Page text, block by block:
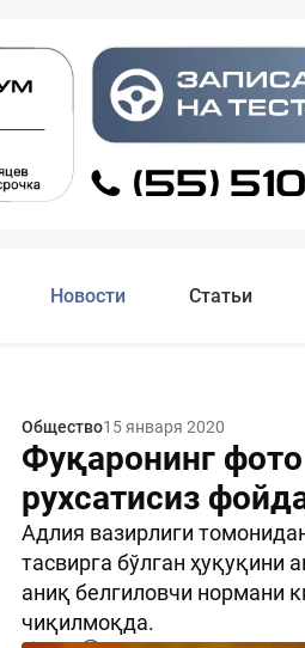
Новости Статьи
Общество15 января 2020
Фуқаронинг
рухсатисиз
Адлия вазирлиги
тасвирга бўлган
аниқ белгиловчи нормани
чиқилмоқда.